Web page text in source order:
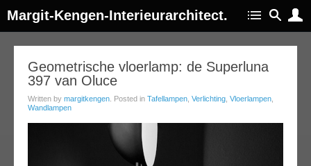
Margit-Kengen-Interieurarchitect.
Geometrische vloerlamp: de Superluna
397 van Oluce
Written by margitkengen . Posted in Tafellampen Verlichting Vloerlampen
Wandlampen